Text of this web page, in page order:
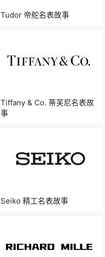
Tudor 帝舵名表故事
Tiffany & Co. 蒂芙尼名表故
事
Seiko 精工名表故事